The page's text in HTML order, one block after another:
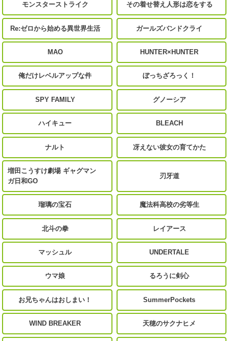
モンスターストライク その着せ替え人形は恋をする
Re:ゼロから始める異世界生活 ガールズバンドクライ
MAO HUNTER×HUNTER
俺だけレベルアップな件 ぼっちざろっく！
SPY FAMILY グノーシア
ハイキュー BLEACH
ナルト 冴えない彼女の育てかた
増田こうすけ劇場 ギャグマン
ガ日和GO
刃牙道
瑠璃の宝石 魔法科高校の劣等生
北斗の拳 レイアース
マッシュル UNDERTALE
ウマ娘 るろうに剣心
お兄ちゃんはおしまい！ SummerPockets
WIND BREAKER 天穂のサクナヒメ